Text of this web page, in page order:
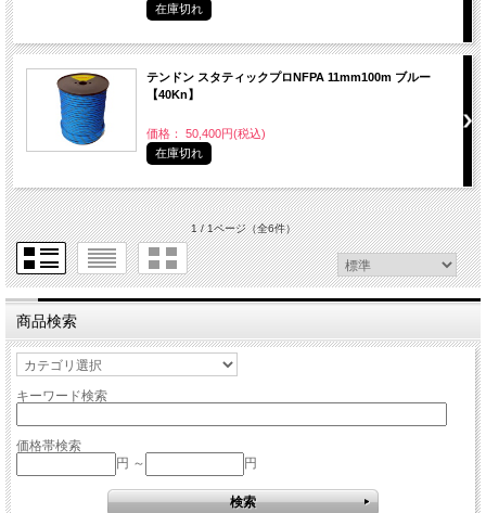
在庫切れ
テンドン スタティックプロNFPA 11mm100m ブルー
【40Kn】
価格： 50,400円(税込)
在庫切れ
1 / 1ページ（全6件）
商品検索
キーワード検索
価格帯検索
円 ～
円